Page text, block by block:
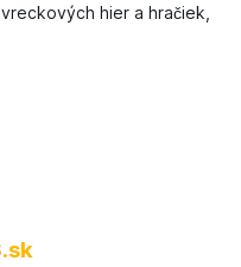
hier a hračiek,
.sk